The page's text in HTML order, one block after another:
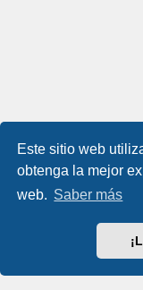
Este sitio web
obtenga la mejor
web. Saber más